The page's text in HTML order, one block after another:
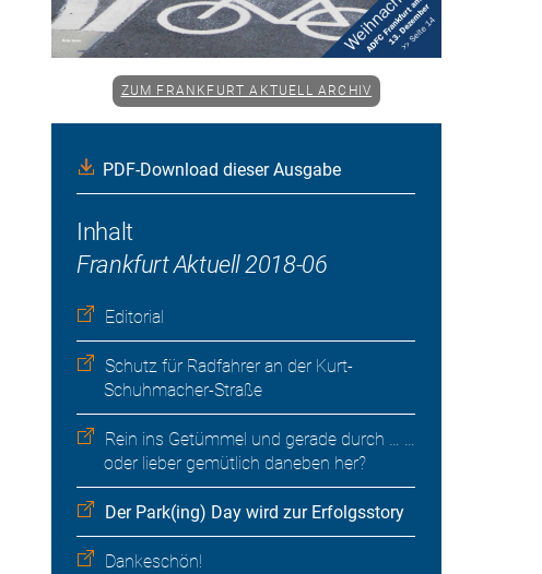
ZUM FRANKFURT AKTUELL ARCHIV
PDF-Download dieser Ausgabe
Inhalt
Frankfurt Aktuell 2018-06
Editorial
Schutz für Radfahrer an der Kurt-
Schuhmacher-Straße
Rein ins Getümmel und gerade durch … …
oder lieber gemütlich daneben her?
Der Park(ing) Day wird zur Erfolgsstory
Dankeschön!